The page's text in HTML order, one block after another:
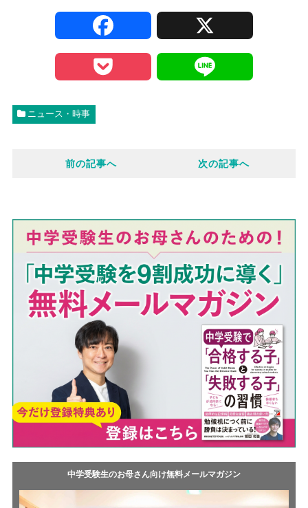
o
k
t
ニュース・時事
前の記事へ 次の記事へ
中学受験生のお母さん向け無料メールマガジン